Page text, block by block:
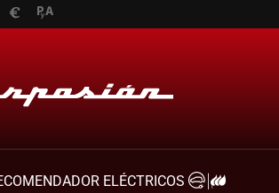
ELÉCTRICOS